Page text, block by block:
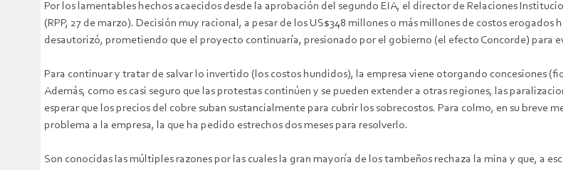
Por los lamentables hechos acaecidos desde la aprobación del segundo EIA, el director de Relaciones
(RPP, 27 de marzo). Decisión muy racional, a pesar de los US$348 millones o más millones de costos
desautorizó, prometiendo que el proyecto continuaría, presionado por el gobierno (el efecto Concorde) para
Para continuar y tratar de salvar lo invertido (los costos hundidos), la empresa viene otorgando concesiones
Además, como es casi seguro que las protestas continúen y se pueden extender a otras regiones, las
esperar que los precios del cobre suban sustancialmente para cubrir los sobrecostos. Para colmo, en su breve
problema a la empresa, la que ha pedido estrechos dos meses para resolverlo.
Son conocidas las múltiples razones por las cuales la gran mayoría de los tambeños rechaza la mina y que, a